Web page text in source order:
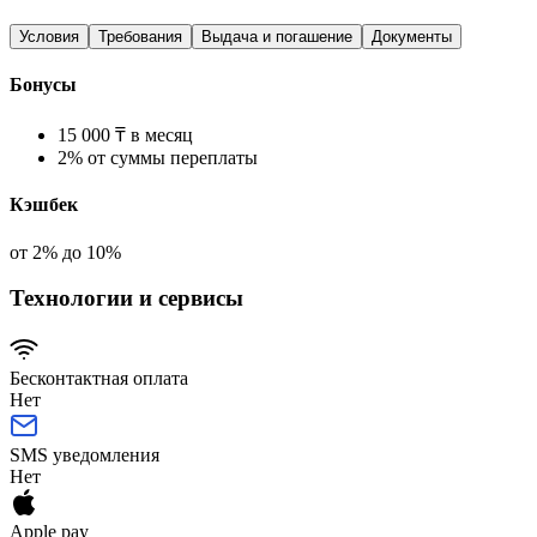
Условия Требования Выдача и погашение Документы
Бонусы
15 000 ₸ в месяц
2% от суммы переплаты
Кэшбек
от 2% до 10%
Технологии и сервисы
Бесконтактная оплата
Нет
SMS уведомления
Нет
Apple pay